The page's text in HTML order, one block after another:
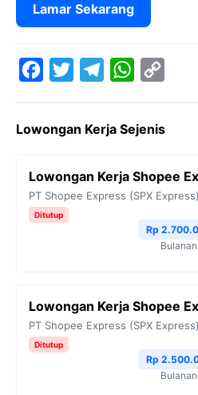
Lamar Sekarang
t
e
g
L
n
Lowongan Kerja Sejenis
Lowongan Kerja Shopee
PT Shopee Express (SPX Express)
Ditutup
Rp
Bulanan
Lowongan Kerja Shopee
PT Shopee Express (SPX Express)
Ditutup
Rp
Bulanan